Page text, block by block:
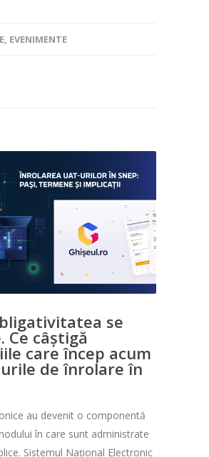
, EVENIMENTE
se
Ce câștigă
care încep acum
de înrolare în
au devenit o componentă
în care sunt administrate
Sistemul Național Electronic